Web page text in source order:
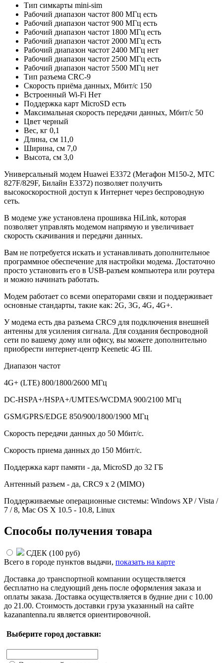
Тип симкарты mini-sim
Рабочий диапазон частот 800 МГц есть
Рабочий диапазон частот 900 МГц есть
Рабочий диапазон частот 1800 МГц есть
Рабочий диапазон частот 2000 МГц есть
Рабочий диапазон частот 2400 МГц нет
Рабочий диапазон частот 2500 МГц есть
Рабочий диапазон частот 5500 МГц нет
Тип разъема CRC-9
Скорость приёма данных, Мбит/с 150
Встроенный Wi-Fi Нет
Поддержка карт MicroSD есть
Максимальная скорость передачи данных, Мбит/с 50
Цвет черный
Вес, кг 0,1
Длина, см 11,0
Ширина, см 7,0
Высота, см 3,0
Универсальный модем Huawei E3372 (Мегафон М150-2, МТС
827F/829F, Билайн E3372) позволяет получить
высокоскоростной доступ к Интернет через беспроводную
сеть.
В модеме уже установлена прошивка HiLink, которая
позволяет управлять модемом напрямую и увеличивает
скорость скачивания и передачи данных.
Вам не потребуется искать и устанавливать дополнительное
программное обеспечение для настройки модема. Достаточно
просто установить его в USB-разъем компьютера или роутера
и можно начинать работать.
Модем работает со всеми операторами связи и поддерживает
основные стандарты, такие как: 2G, 3G, 4G, 4G+.
У модема есть два разъема CRC9 для подключения внешней
антенны для усиления сигнала. Для создания беспроводной
сети по вашему дому или офису, вы можете дополнительно
приобрести интернет-центр Keenetic 4G III.
Диапазон частот
4G+ (LTE) 800/1800/2600 МГц
DC-HSPA+/HSPA+/UMTES/WCDMA 900/2100 МГц
GSM/GPRS/EDGE 850/900/1800/1900 МГц
Скорость передачи данных до 50 Мбит/с.
Скорость приема данных до 150 Мбит/с.
Поддержка карт памяти - да, MicroSD до 32 ГБ
Антенный разъем - да, CRC9 x 2 (MIMO)
Поддерживаемые операционные системы: Windows XP / Vista /
7 / 8, Mac OS X 10.5 - 10.8, Linux
Способы получения товара
СДЕК (100 руб)
Всего в городе пунктов выдачи, показать на карте
Доставка до транспортной компании осуществляется
бесплатно на следующий день после оформления заказа и
оплаты заказа. Доставка осуществляется в будние дни с 10.00
до 21.00. Стоимость доставки груза указанный на сайте
kazanantenna.ru является ориентировочной.
Выберите город доставки: